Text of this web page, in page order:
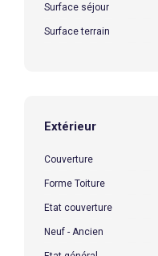
Surface séjour
Surface terrain
Extérieur
Couverture
Forme Toiture
Etat couverture
Neuf - Ancien